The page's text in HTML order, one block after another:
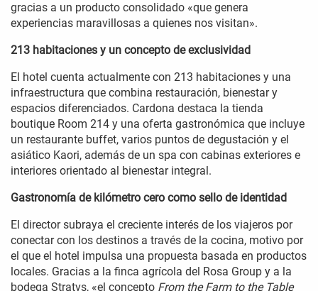
gracias a un producto consolidado «que genera
experiencias maravillosas a quienes nos visitan».
213 habitaciones y un concepto de exclusividad
El hotel cuenta actualmente con 213 habitaciones y una
infraestructura que combina restauración, bienestar y
espacios diferenciados. Cardona destaca la tienda
boutique Room 214 y una oferta gastronómica que incluye
un restaurante buffet, varios puntos de degustación y el
asiático Kaori, además de un spa con cabinas exteriores e
interiores orientado al bienestar integral.
Gastronomía de kilómetro cero como sello de identidad
El director subraya el creciente interés de los viajeros por
conectar con los destinos a través de la cocina, motivo por
el que el hotel impulsa una propuesta basada en productos
locales. Gracias a la finca agrícola del Rosa Group y a la
bodega Stratvs, «el concepto From the Farm to the Table